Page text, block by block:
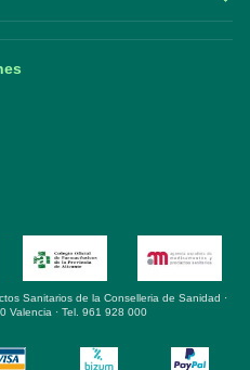
Sanitarios de la Conselleria de Sanidad ·
Valencia · Tel. 961 928 000